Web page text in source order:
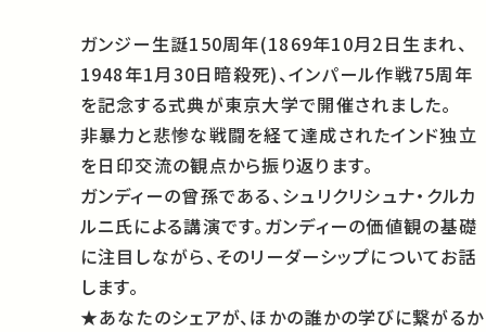
ガンジー生誕150周年(1869年10月2日生まれ、
1948年1月30日暗殺死)、インパール作戦75周年
を記念する式典が東京大学で開催されました。
非暴力と悲惨な戦闘を経て達成されたインド独立
を日印交流の観点から振り返ります。
ガンディーの曾孫である、シュリクリシュナ・クルカ
ルニ氏による講演です。ガンディーの価値観の基礎
に注目しながら、そのリーダーシップについてお話
します。
★あなたのシェアが、ほかの誰かの学びに繋がるか